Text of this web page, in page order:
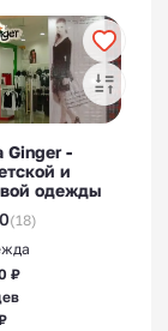
-
и
одежды
(18)
₽